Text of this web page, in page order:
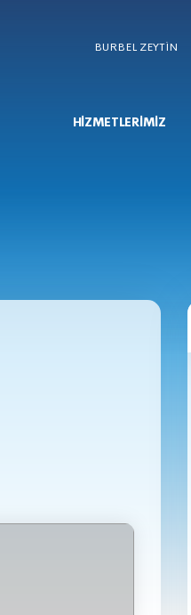
BURBEL ZEYTİN
HİZMETLERİMİZ